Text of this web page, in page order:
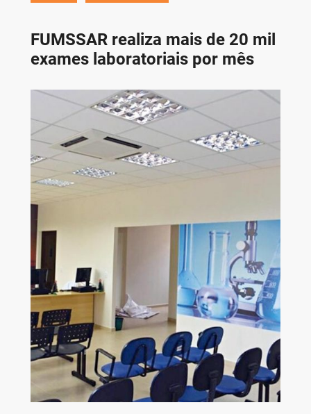
FUMSSAR realiza mais de 20 mil
exames laboratoriais por mês